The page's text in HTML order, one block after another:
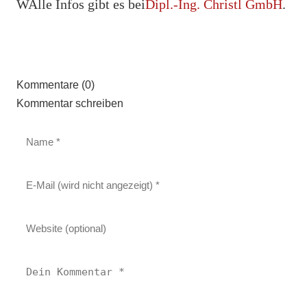
WAlle Infos gibt es beiDipl.-Ing. Christl GmbH.
Kommentare (0)
Kommentar schreiben